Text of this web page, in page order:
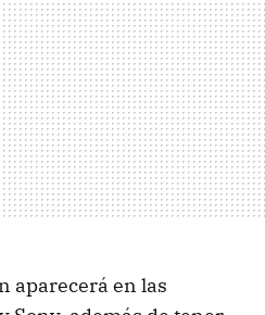
aparecerá en las